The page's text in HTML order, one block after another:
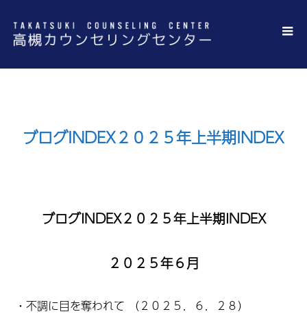
ブログINDEX２０２５年上半期INDEX
ブログINDEX２０２５年上半期INDEX
２０２５年６月
・不調に目を奪われて （２０２５．６．２８）